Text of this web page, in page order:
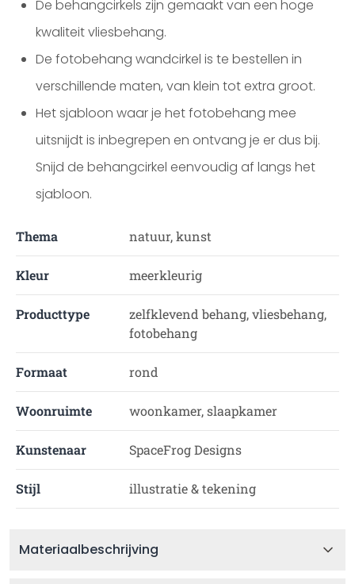
De behangcirkels zijn gemaakt van een hoge
kwaliteit vliesbehang.
De fotobehang wandcirkel is te bestellen in
verschillende maten, van klein tot extra groot.
Het sjabloon waar je het fotobehang mee
uitsnijdt is inbegrepen en ontvang je er dus bij.
Snijd de behangcirkel eenvoudig af langs het
sjabloon.
Thema natuur, kunst
Kleur meerkleurig
Producttype
zelfklevend behang, vliesbehang,
fotobehang
Formaat rond
Woonruimte woonkamer, slaapkamer
Kunstenaar SpaceFrog Designs
Stijl illustratie & tekening
Materiaalbeschrijving